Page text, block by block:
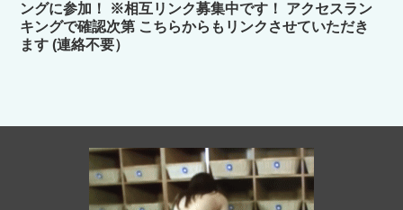
ングに参加！ ※相互リンク募集中です！ アクセスラン
キングで確認次第 こちらからもリンクさせていただき
ます (連絡不要）